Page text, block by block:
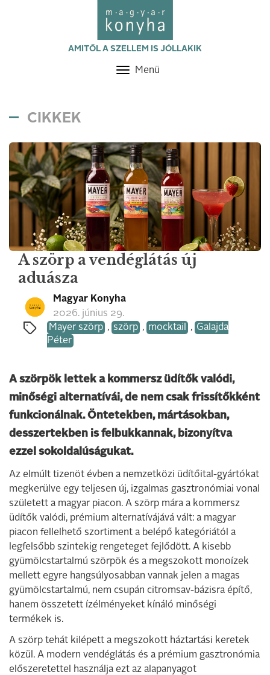
AMITŐL A SZELLEM IS JÓLLAKIK
Toggle
Menü
CIKKEK
A szörp a vendéglátás új
aduásza
Magyar Konyha
2026. június 29.
Mayer szörp , szörp , mocktail , Galajda
Péter
A szörpök lettek a kommersz üdítők valódi,
minőségi alternatívái, de nem csak frissítőkként
funkcionálnak. Öntetekben, mártásokban,
desszertekben is felbukkannak, bizonyítva
ezzel sokoldalúságukat.
Az elmúlt tizenöt évben a nemzetközi üdítőital-gyártókat
megkerülve egy teljesen új, izgalmas gasztronómiai vonal
született a magyar piacon. A szörp mára a kommersz
üdítők valódi, prémium alternatívájává vált: a magyar
piacon fellelhető szortiment a belépő kategóriától a
legfelsőbb szintekig rengeteget fejlődött. A kisebb
gyümölcstartalmú szörpök és a megszokott monoízek
mellett egyre hangsúlyosabban vannak jelen a magas
gyümölcstartalmú, nem csupán citromsav-bázisra építő,
hanem összetett ízélményeket kínáló minőségi
termékek is.
A szörp tehát kilépett a megszokott háztartási keretek
közül. A modern vendéglátás és a prémium gasztronómia
előszeretettel használja ezt az alapanyagot